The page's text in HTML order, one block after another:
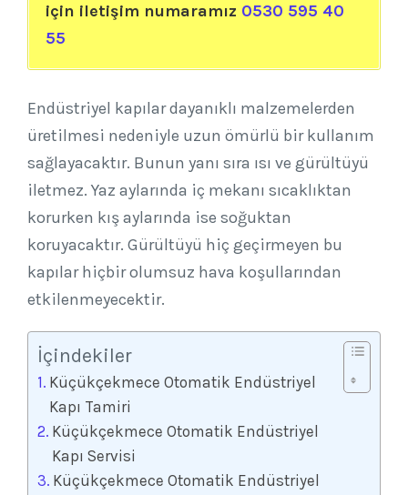
için iletişim numaramız 0530 595 40
55
Endüstriyel kapılar dayanıklı malzemelerden
üretilmesi nedeniyle uzun ömürlü bir kullanım
sağlayacaktır. Bunun yanı sıra ısı ve gürültüyü
iletmez. Yaz aylarında iç mekanı sıcaklıktan
korurken kış aylarında ise soğuktan
koruyacaktır. Gürültüyü hiç geçirmeyen bu
kapılar hiçbir olumsuz hava koşullarından
etkilenmeyecektir.
İçindekiler
Küçükçekmece Otomatik Endüstriyel
Kapı Tamiri
Küçükçekmece Otomatik Endüstriyel
Kapı Servisi
Küçükçekmece Otomatik Endüstriyel